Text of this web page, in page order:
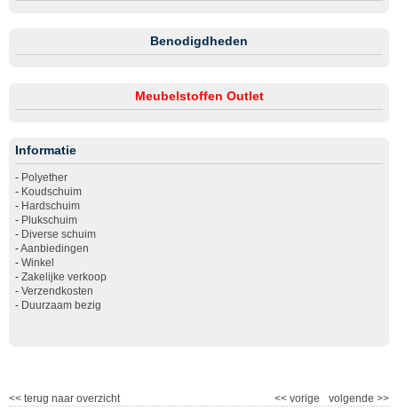
Benodigdheden
Meubelstoffen Outlet
Informatie
- Polyether
- Koudschuim
- Hardschuim
- Plukschuim
- Diverse schuim
-Aanbiedingen
- Winkel
- Zakelijke verkoop
- Verzendkosten
- Duurzaam bezig
<< terug naar overzicht volgende >>
<< vorige